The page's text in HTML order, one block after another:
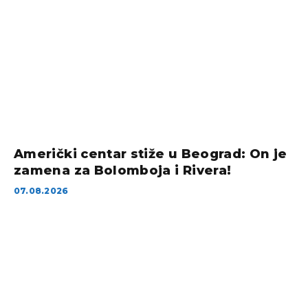
Američki centar stiže u Beograd: On je
zamena za Bolomboja i Rivera!
07.08.2026